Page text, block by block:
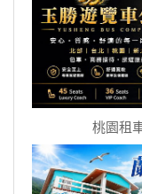
桃園租